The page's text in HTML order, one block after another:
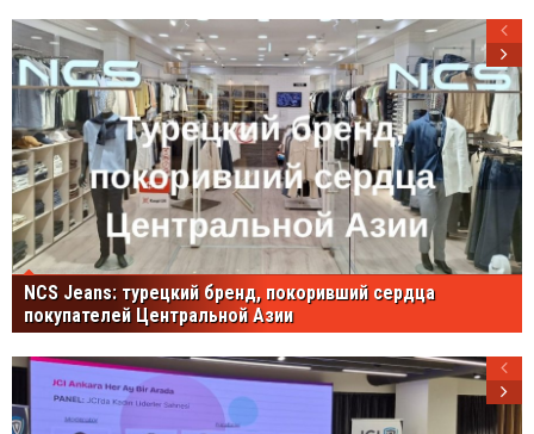
NCS Jeans: турецкий бренд, покоривший сердца
покупателей Центральной Азии